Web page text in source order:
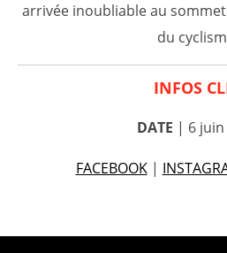
arrivée inoubliable au
du
INFOS
DATE | 6 juin
FACEBOOK|